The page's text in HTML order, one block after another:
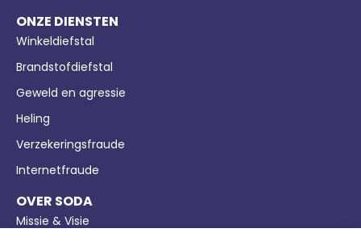
ONZE DIENSTEN
Winkeldiefstal
Brandstofdiefstal
Geweld en agressie
Heling
Verzekeringsfraude
Internetfraude
OVER SODA
Missie & Visie